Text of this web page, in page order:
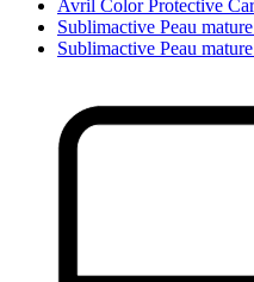
Avril Color Protective
Sublimactive Peau
Sublimactive Peau